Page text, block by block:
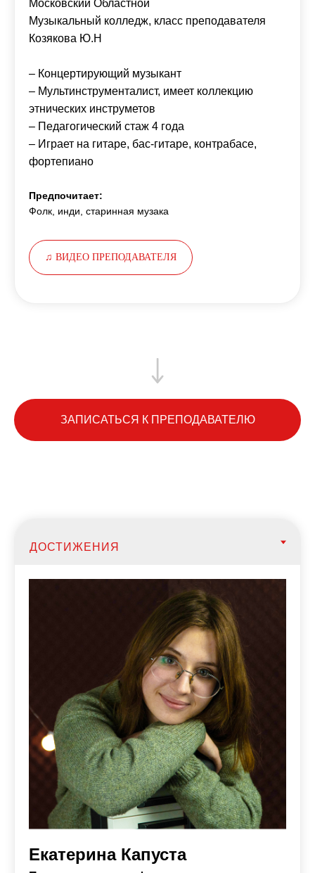
Московский Областной
Музыкальный колледж, класс преподавателя
Козякова Ю.Н
– Концертирующий музыкант
– Мультинструменталист, имеет коллекцию
этнических инструметов
– Педагогический стаж 4 года
– Играет на гитаре, бас-гитаре, контрабасе,
фортепиано
Предпочитает:
Фолк, инди, старинная музака
♫ ВИДЕО ПРЕПОДАВАТЕЛЯ
ЗАПИСАТЬСЯ К ПРЕПОДАВАТЕЛЮ
Екатерина Капуста